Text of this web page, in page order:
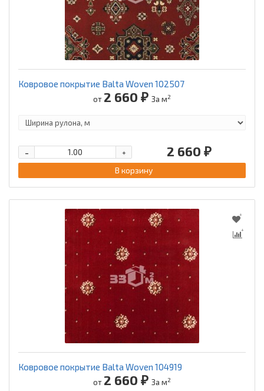
Ковровое покрытие Balta Woven 102507
от 2 660 ₽ За м2
2 660 ₽
+
-
В корзину
Ковровое покрытие Balta Woven 104919
от 2 660 ₽ За м2